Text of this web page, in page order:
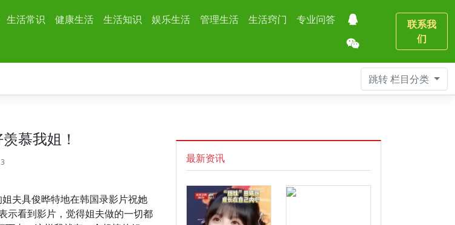
生活常识 健康生活 生活知识 娱乐生活 管理生活 生活窍门
专业问答
联系我
们
跳转栏目分类
慕我姐！
夫具俊晔特地在韩国录影片祝她
示看到影片，觉得姐夫做的一切都
最新资讯